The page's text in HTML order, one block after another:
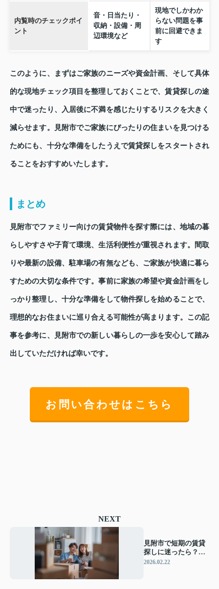
内覧時のチェックポイ
ント
音・日当たり・
収納・設備・周
辺環境など
現地でしかわか
らない問題を事
前に回避できま
す
このように、まずはご家族のニーズや資金計画、そして具体
的な現地チェック項目を整理しておくことで、賃貸探しの途
中で迷ったり、入居後に不満を感じたりするリスクを大きく
減らせます。見附市でご家族にぴったりの住まいを見つける
ためにも、十分な準備をしたうえで賃貸探しをスタートされ
ることをおすすめいたします。
まとめ
見附市でファミリー向けの賃貸物件を探す際には、地域の暮
らしやすさや子育て環境、生活利便性が重視されます。間取
りや最新の設備、駐車場の有無なども、ご家族が快適に暮ら
すための大切な条件です。事前に家族の希望や資金計画をし
っかり整理し、十分な準備をして物件探しを始めることで、
理想的なお住まいに巡り合える可能性が高まります。この記
事を参考に、見附市での新しい暮らしの一歩を安心して踏み
出していただければ幸いです。
お問い合わせはこちら
NEXT
見附市で短期の賃貸
探しに迷ったら？マ
ンション選びのコツ
2026.02.22